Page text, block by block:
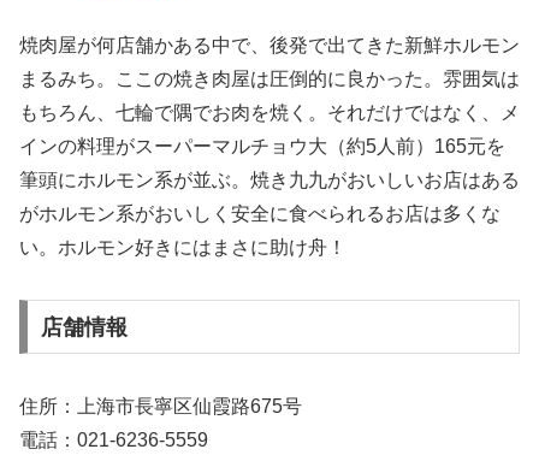
焼肉屋が何店舗かある中で、後発で出てきた新鮮ホルモン
まるみち。ここの焼き肉屋は圧倒的に良かった。雰囲気は
もちろん、七輪で隅でお肉を焼く。それだけではなく、メ
インの料理がスーパーマルチョウ大（約5人前）165元を
筆頭にホルモン系が並ぶ。焼き九九がおいしいお店はある
がホルモン系がおいしく安全に食べられるお店は多くな
い。ホルモン好きにはまさに助け舟！
店舗情報
住所：上海市長寧区仙霞路675号
電話：021-6236-5559